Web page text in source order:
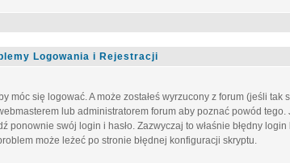
Logowania i Rejestracji
móc się logować. A może zostałeś wyrzucony z forum (jeśli tak
lub administratorem forum aby poznać powód tego.
ponownie swój login i hasło. Zazwyczaj to właśnie błędny
może leżeć po stronie błędnej konfiguracji skryptu.